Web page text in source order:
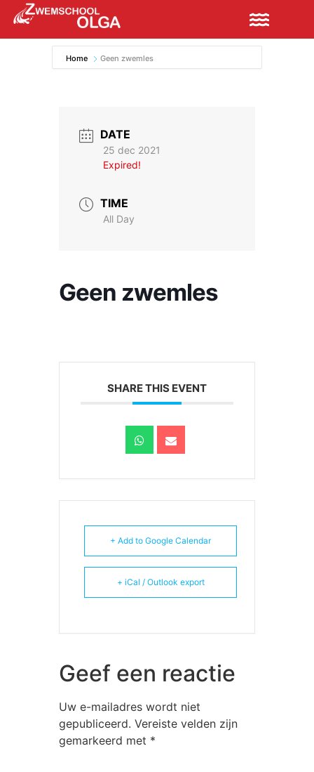
Home Geen zwemles
DATE
25 dec 2021
Expired!
TIME
All Day
Geen zwemles
SHARE THIS EVENT
+ Add to Google Calendar
+ iCal / Outlook export
Geef een reactie
Uw e-mailadres wordt niet
gepubliceerd. Vereiste velden zijn
gemarkeerd met *